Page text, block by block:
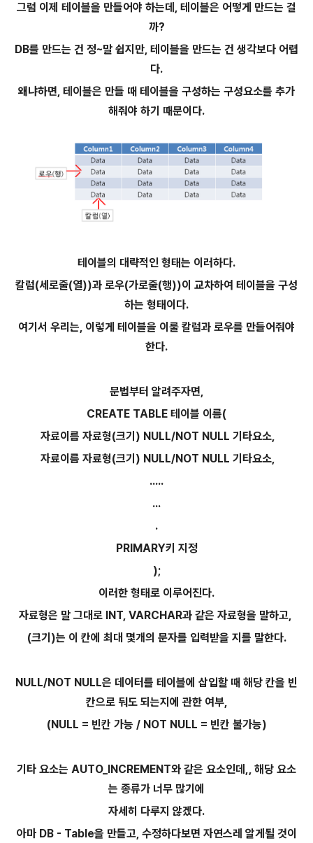
그럼 이제 테이블을 만들어야 하는데, 테이블은 어떻게 만드는 걸
까?
DB를 만드는 건 정~말 쉽지만, 테이블을 만드는 건 생각보다 어렵
다.
왜냐하면, 테이블은 만들 때 테이블을 구성하는 구성요소를 추가
해줘야 하기 때문이다.
테이블의 대략적인 형태는 이러하다.
칼럼(세로줄(열))과 로우(가로줄(행))이 교차하여 테이블을 구성
하는 형태이다.
여기서 우리는, 이렇게 테이블을 이룰 칼럼과 로우를 만들어줘야
한다.
문법부터 알려주자면,
CREATE TABLE 테이블 이름(
자료이름 자료형(크기) NULL/NOT NULL 기타요소,
자료이름 자료형(크기) NULL/NOT NULL 기타요소,
.....
...
.
PRIMARY키 지정
);
이러한 형태로 이루어진다.
자료형은 말 그대로 INT, VARCHAR과 같은 자료형을 말하고,
(크기)는 이 칸에 최대 몇개의 문자를 입력받을 지를 말한다.
NULL/NOT NULL은 데이터를 테이블에 삽입할 때 해당 칸을 빈
칸으로 둬도 되는지에 관한 여부,
(NULL = 빈칸 가능 / NOT NULL = 빈칸 불가능)
기타 요소는 AUTO_INCREMENT와 같은 요소인데,, 해당 요소
는 종류가 너무 많기에
자세히 다루지 않겠다.
아마 DB - Table을 만들고, 수정하다보면 자연스레 알게될 것이